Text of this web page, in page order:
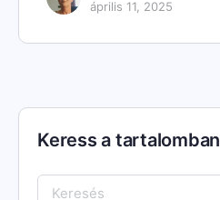
április 11, 2025
Keress a tartalomban
Keresés: